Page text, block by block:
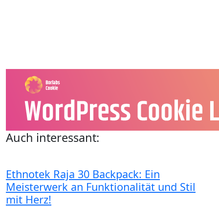
Auch interessant:
Ethnotek Raja 30 Backpack: Ein
Meisterwerk an Funktionalität und Stil
mit Herz!